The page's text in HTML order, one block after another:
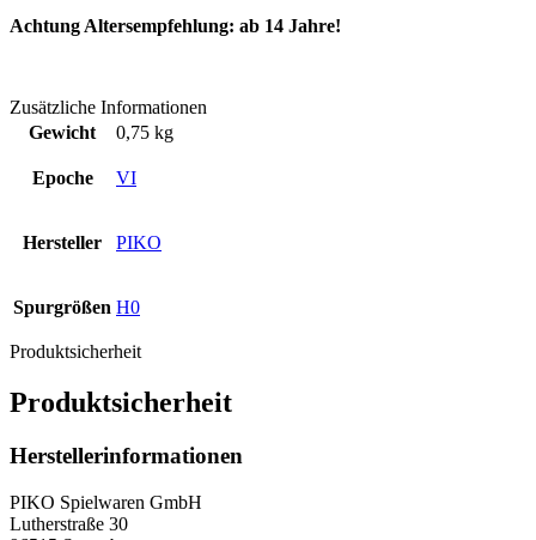
Achtung Altersempfehlung: ab 14 Jahre!
Zusätzliche Informationen
Gewicht
0,75 kg
Epoche VI
Hersteller PIKO
Spurgrößen H0
Produktsicherheit
Produktsicherheit
Herstellerinformationen
PIKO Spielwaren GmbH
Lutherstraße 30